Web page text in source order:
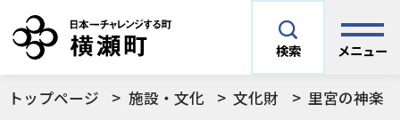
検索 メニュー
安全安心情報
トップページ 施設・文化 文化財 里宮の神楽